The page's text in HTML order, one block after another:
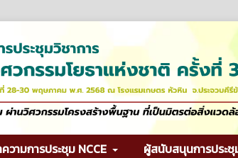
วามการประชุม NCCE ผู้สนับสนุนการประชุ